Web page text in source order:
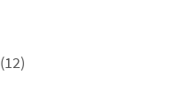
(12)